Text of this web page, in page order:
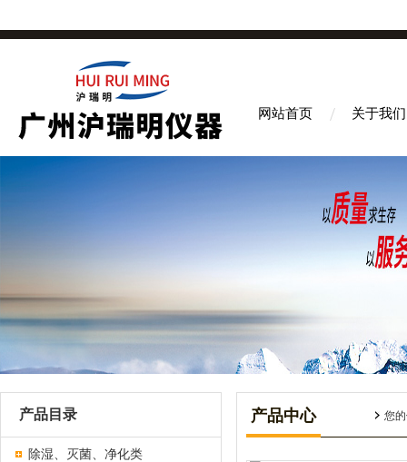
网站首页 关于我们
产品目录
除湿、灭菌、净化类
产品中心 您